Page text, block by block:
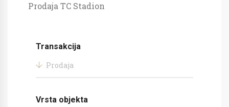
Prodaja TC Stadion
Transakcija
Prodaja
Vrsta objekta